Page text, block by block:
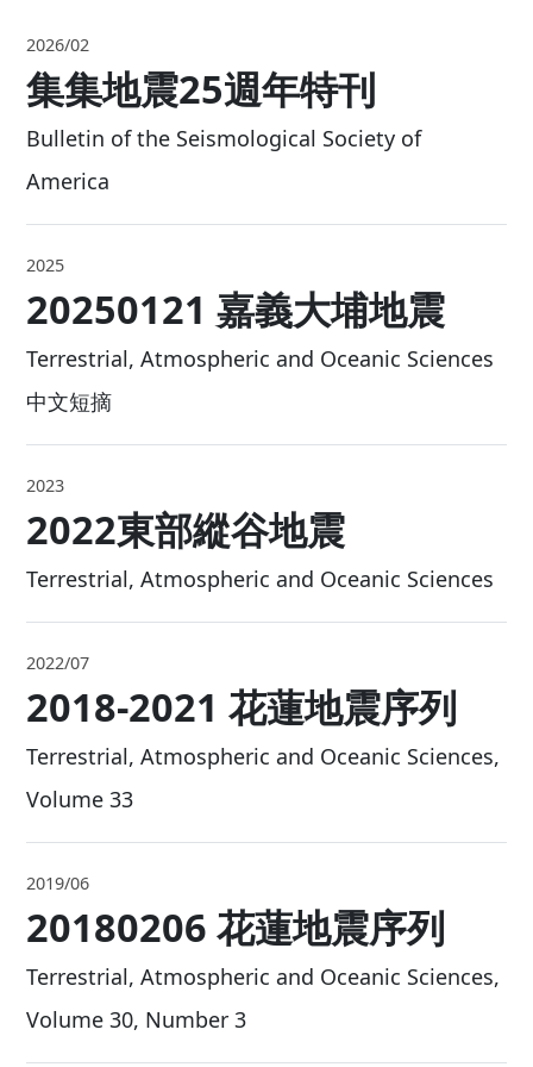
2026/02
集集地震25週年特刊
America
2025
20250121 嘉義大埔地震
Terrestrial, Atmospheric and Oceanic
中文短摘
2023
2022東部縱谷地震
Terrestrial, Atmospheric and Oceanic
2018-2021 花蓮地震序列
Terrestrial, Atmospheric and Oceanic
Volume 33